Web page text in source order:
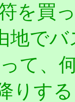
を買
地で
て、
りす